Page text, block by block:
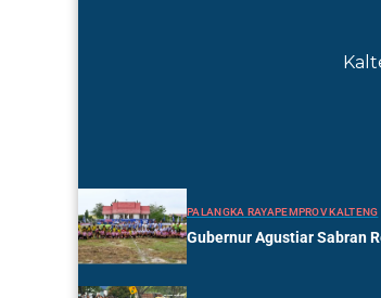
PALANGKA RAYAPEMPROV KALTENG
Gubernur Agustiar Sabran